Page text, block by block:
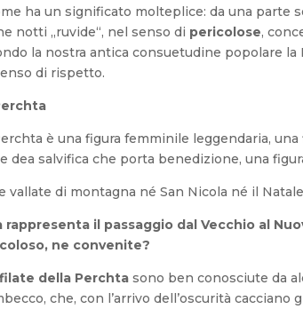
ha un significato molteplice: da una parte
notti „ruvide“, nel senso di pericolose,
la nostra antica consuetudine popolare
di rispetto.
è una figura femminile leggendaria,
dea salvifica che porta benedizione, una
vallate di montagna né San Nicola né il
rappresenta il passaggio dal Vecchio al
ne convenite?
della Perchta sono ben conosciute da
che, con l’arrivo dell’oscurità